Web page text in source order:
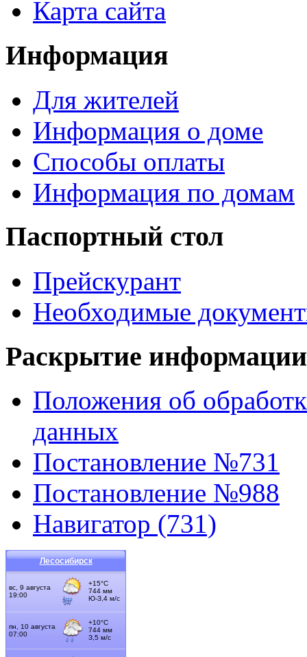
Карта сайта
Информация
Для жителей
Информация о доме
Способы оплаты
Информация по домам
Паспортный стол
Прейскурант
Необходимые
Раскрытие информации
Положения об
данных
Постановление №731
Постановление №988
Навигатор (731)
Лесосибирск